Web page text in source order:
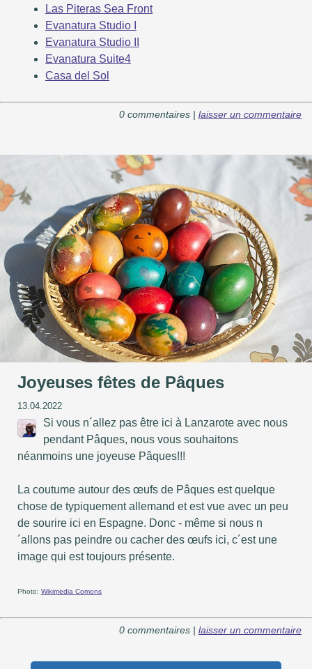
Las Piteras Sea Front
Evanatura Studio I
Evanatura Studio II
Evanatura Suite4
Casa del Sol
0 commentaires | laisser un commentaire
Joyeuses fêtes de Pâques
13.04.2022
Si vous n´allez pas être ici à Lanzarote avec nous
pendant Pâques, nous vous souhaitons
néanmoins une joyeuse Pâques!!!
La coutume autour des œufs de Pâques est quelque
chose de typiquement allemand et est vue avec un peu
de sourire ici en Espagne. Donc - même si nous n
´allons pas peindre ou cacher des œufs ici, c´est une
image qui est toujours présente.
Photo: Wikimedia Comons
0 commentaires | laisser un commentaire